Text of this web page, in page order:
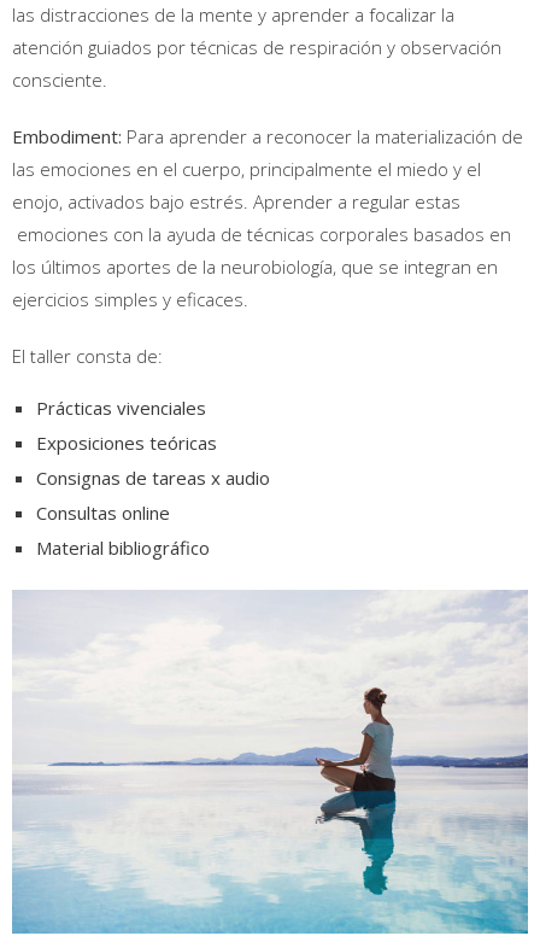
las distracciones de la mente y aprender a focalizar la
atención guiados por técnicas de respiración y observación
consciente.
Embodiment: Para aprender a reconocer la materialización de
las emociones en el cuerpo, principalmente el miedo y el
enojo, activados bajo estrés. Aprender a regular estas
emociones con la ayuda de técnicas corporales basados en
los últimos aportes de la neurobiología, que se integran en
ejercicios simples y eficaces.
El taller consta de:
Prácticas vivenciales
Exposiciones teóricas
Consignas de tareas x audio
Consultas online
Material bibliográfico